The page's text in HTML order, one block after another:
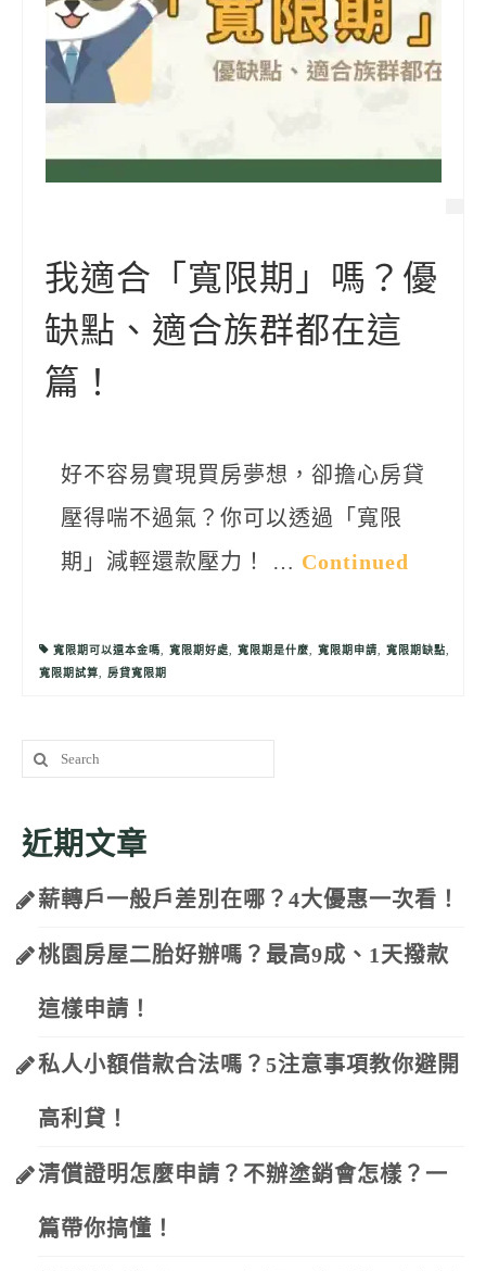
久通專欄
時事解析
生活理財
我適合「寬限期」嗎？優
缺點、適合族群都在這
篇！
好不容易實現買房夢想，卻擔心房貸
壓得喘不過氣？你可以透過「寬限
期」減輕還款壓力！ … Continued
寬限期可以還本金嗎, 寬限期好處, 寬限期是什麼, 寬限期申請, 寬限期缺點,
寬限期試算, 房貸寬限期
Search
for:
近期文章
薪轉戶一般戶差別在哪？4大優惠一次看！
桃園房屋二胎好辦嗎？最高9成、1天撥款
這樣申請！
私人小額借款合法嗎？5注意事項教你避開
高利貸！
清償證明怎麼申請？不辦塗銷會怎樣？一
篇帶你搞懂！